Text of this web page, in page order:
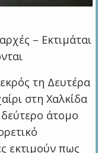
– Εκτιμάται
τη Δευτέρα
στη Χαλκίδα
άτομο
εκτιμούν πως